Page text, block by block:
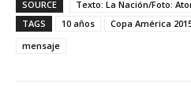
SOURCE
Texto: La Nación/Foto:
TAGS
10 años Copa América
mensaje